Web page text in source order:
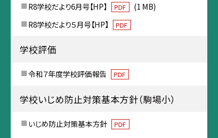
R8学校だより6月号【HP】
PDF
(1 MB)
R8学校だより５月号【HP】
PDF
学校評価
令和７年度学校評価報告 PDF
学校いじめ防止対策基本方針（駒場小）
いじめ防止対策基本方針 PDF